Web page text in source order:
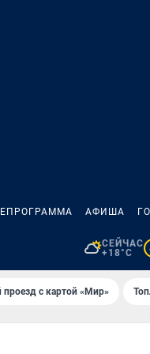
АФИША
СЕЙЧАС
+18°C
проезд с картой «Мир»